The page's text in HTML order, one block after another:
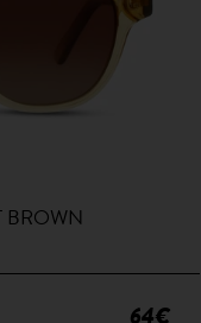
BROWN
64€